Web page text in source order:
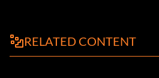
RELATED CONTENT